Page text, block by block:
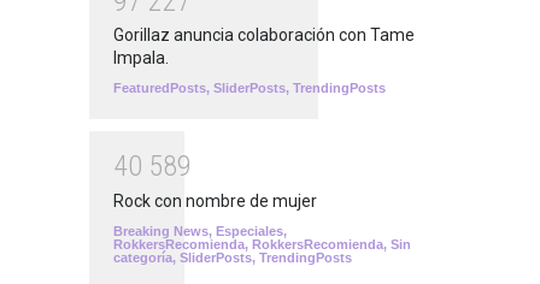
Gorillaz anuncia colaboración con Tame
Impala.
FeaturedPosts, SliderPosts, TrendingPosts
40 589
Rock con nombre de mujer
Breaking News, Especiales,
RokkersRecomienda, RokkersRecomienda, Sin
categoría, SliderPosts, TrendingPosts